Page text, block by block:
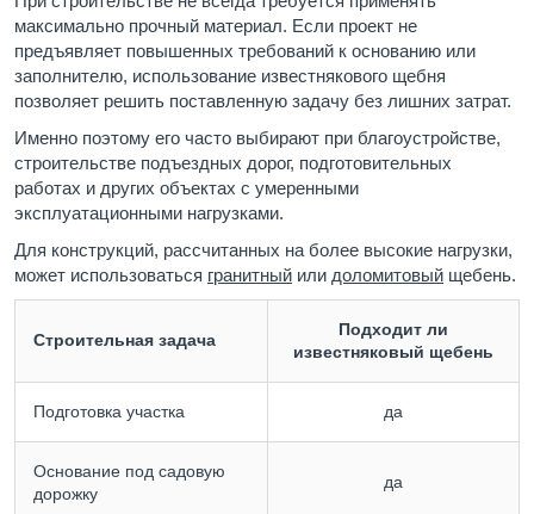
максимально прочный материал. Если проект не
предъявляет повышенных требований к основанию или
заполнителю, использование известнякового щебня
позволяет решить поставленную задачу без лишних затрат.
Именно поэтому его часто выбирают при благоустройстве,
строительстве подъездных дорог, подготовительных
работах и других объектах с умеренными
эксплуатационными нагрузками.
Для конструкций, рассчитанных на более высокие нагрузки,
может использоваться гранитный или доломитовый щебень.
Строительная задача
Подходит ли
известняковый щебень
Подготовка участка да
Основание под садовую
дорожку
да